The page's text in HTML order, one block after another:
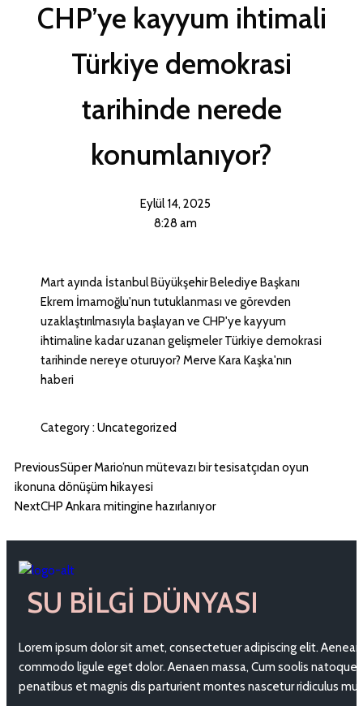
CHP’ye kayyum ihtimali
Türkiye demokrasi
tarihinde nerede
konumlanıyor?
Eylül 14, 2025
8:28 am
Mart ayında İstanbul Büyükşehir Belediye Başkanı
Ekrem İmamoğlu'nun tutuklanması ve görevden
uzaklaştırılmasıyla başlayan ve CHP'ye kayyum
ihtimaline kadar uzanan gelişmeler Türkiye demokrasi
tarihinde nereye oturuyor? Merve Kara Kaşka'nın
haberi
Category : Uncategorized
PreviousSüper Mario’nun mütevazı bir tesisatçıdan oyun
ikonuna dönüşüm hikayesi
NextCHP Ankara mitingine hazırlanıyor
SU BILGI DÜNYASI
Lorem ipsum dolor sit amet, consectetuer adipiscing elit. Aenean
commodo ligule eget dolor. Aenaen massa, Cum soolis natoque
penatibus et magnis dis parturient montes nascetur ridiculus mus